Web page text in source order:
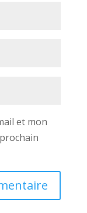
et mon